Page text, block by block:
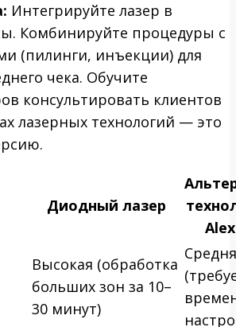
Интегрируйте лазер в
Комбинируйте процедуры с
(пилинги, инъекции) для
чека. Обучите
консультировать клиентов
лазерных технологий — это
Диодный лазер
Высокая (обработка
больших зон за 10–
30 минут)